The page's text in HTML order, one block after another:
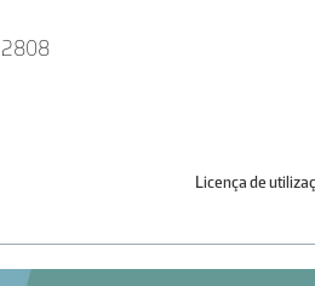
2808
Licença de